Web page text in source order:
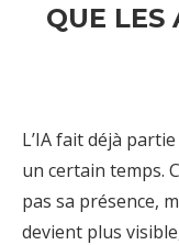
QUE LES
L’IA fait déjà
un certain temps.
pas sa présence,
devient plus